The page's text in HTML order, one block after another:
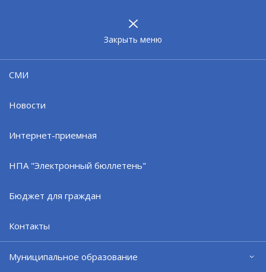
Закрыть меню
СМИ
Новости
Интернет-приемная
НПА "Электронный бюллетень"
Бюджет для граждан
Контакты
Муниципальное образование
Фотогалерея